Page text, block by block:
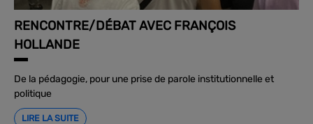
RENCONTRE/DÉBAT AVEC FRANÇOIS
HOLLANDE
De la pédagogie, pour une prise de parole institutionnelle et
politique
LIRE LA SUITE